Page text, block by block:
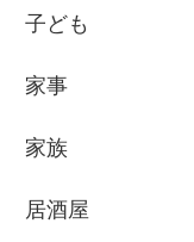
子ども
家事
家族
居酒屋